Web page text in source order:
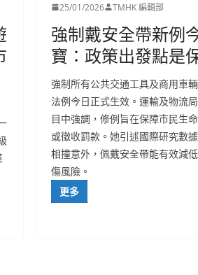
25/01/2026 TMHK 編輯部
強制戴安全帶新例
寶：政策出發點是
強制所有公共交通工具及商用車
法例今日正式生效。運輸及物流
目中強調，修例旨在保障市民生
或徵收罰款。她引述國際研究數
相撞意外，佩戴安全帶能有效減
傷風險。
更多